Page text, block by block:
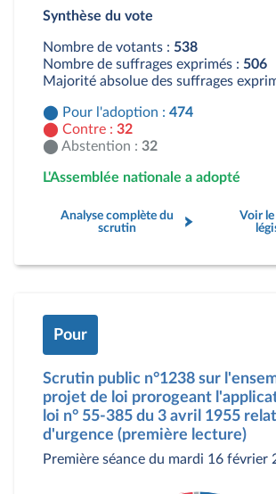
Contre : 32 députés
Synthèse du vote
Nombre de votants : 538
Nombre de suffrages exprimés : 506
Majorité absolue des suffrages
Pour l'adoption : 474
Contre : 32
Abstention : 32
L'Assemblée nationale a adopté
Analyse complète du
scrutin
Voir
Pour
Scrutin public n°1238 sur
projet de loi prorogeant
loi n° 55-385 du 3 avril 1955
d'urgence (première lecture)
Première séance du mardi 16 février